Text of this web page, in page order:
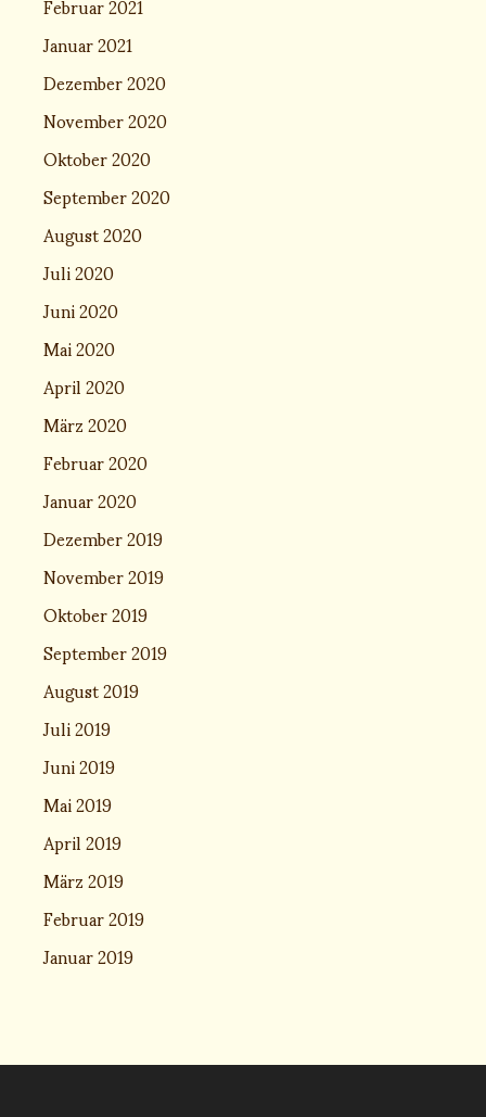
Januar 2021
Dezember 2020
November 2020
Oktober 2020
September 2020
August 2020
Juli 2020
Juni 2020
Mai 2020
April 2020
März 2020
Februar 2020
Januar 2020
Dezember 2019
November 2019
Oktober 2019
September 2019
August 2019
Juli 2019
Juni 2019
Mai 2019
April 2019
März 2019
Februar 2019
Januar 2019